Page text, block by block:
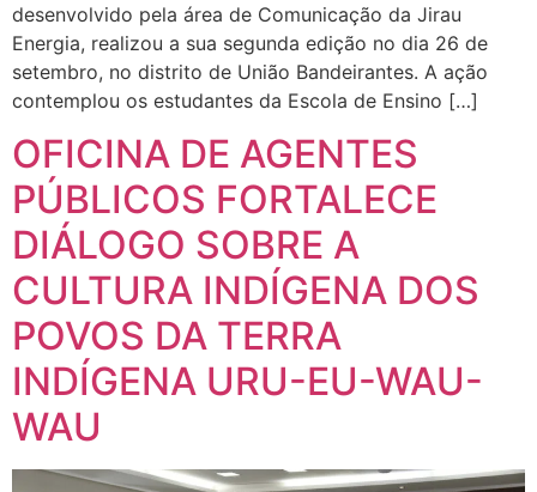
desenvolvido pela área de Comunicação da Jirau
Energia, realizou a sua segunda edição no dia 26 de
setembro, no distrito de União Bandeirantes. A ação
contemplou os estudantes da Escola de Ensino […]
OFICINA DE AGENTES
PÚBLICOS FORTALECE
DIÁLOGO SOBRE A
CULTURA INDÍGENA DOS
POVOS DA TERRA
INDÍGENA URU-EU-WAU-
WAU